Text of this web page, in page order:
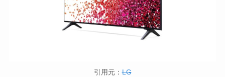
引用元：LG